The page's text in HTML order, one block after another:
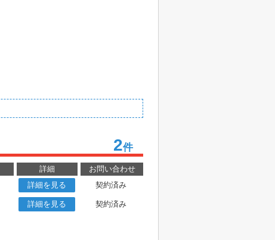
2件
詳細
お問い合わせ
詳細を見る 契約済み
詳細を見る
契約済み